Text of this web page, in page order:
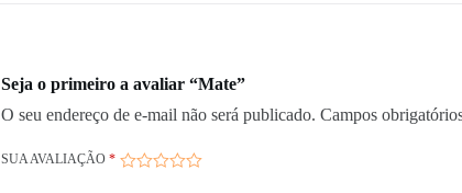
Seja o primeiro a avaliar “Mate”
O seu endereço de e-mail não será publicado. Campos
SUA AVALIAÇÃO *